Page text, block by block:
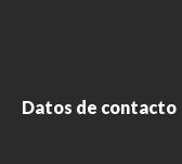
Datos de contacto